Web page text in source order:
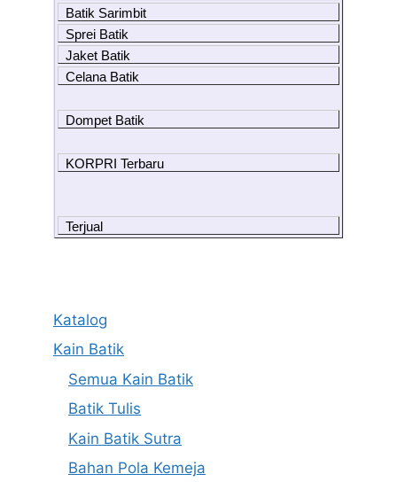
Batik Sarimbit
Sprei Batik
Jaket Batik
Celana Batik
Dompet Batik
KORPRI Terbaru
Terjual
Katalog
Kain Batik
Semua Kain Batik
Batik Tulis
Kain Batik Sutra
Bahan Pola Kemeja